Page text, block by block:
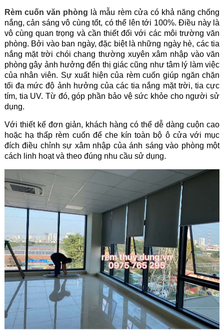
Rèm cuốn văn phòng là mẫu rèm cửa có khả năng chống
nắng, cản sáng vô cùng tốt, có thể lên tới 100%. Điều này là
vô cùng quan trọng và cần thiết đối với các môi trường văn
phòng. Bởi vào ban ngày, đặc biệt là những ngày hè, các tia
nắng mặt trời chói chang thường xuyên xâm nhập vàovăn
phòng gây ảnh hưởng đến thị giác cũng như tâm lý làm việc
của nhân viên. Sự xuất hiện của rèm cuốn giúp ngăn chặn
tối đa mức độ ảnh hưởng của các tia nắng mặt trời, tia cực
tím, tia UV. Từ đó, góp phần bảo vệ sức khỏe cho người sử
dụng.
Với thiết kế đơn giản, khách hàng có thể dễ dàng cuộn cao
hoặc hạ thấp rèm cuốn để che kín toàn bộ ô cửa với mục
đích điều chỉnh sự xâm nhập của ánh sáng vào phòng một
cách linh hoạt và theo đúng nhu cầu sử dụng.